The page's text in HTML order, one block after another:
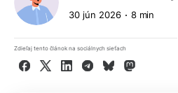
30 jún 2026 8 min
Zdieľaj tento článok na sociálnych sieťach
Facebook
X LinkedInTelegram
BlueskyMastodon